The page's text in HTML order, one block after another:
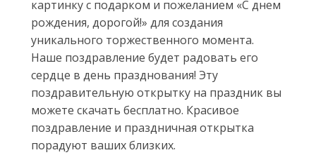
картинку с подарком и пожеланием «С днем
рождения, дорогой!» для создания
уникального торжественного момента.
Наше поздравление будет радовать его
сердце в день празднования! Эту
поздравительную открытку на праздник вы
можете скачать бесплатно. Красивое
поздравление и праздничная открытка
порадуют ваших близких.